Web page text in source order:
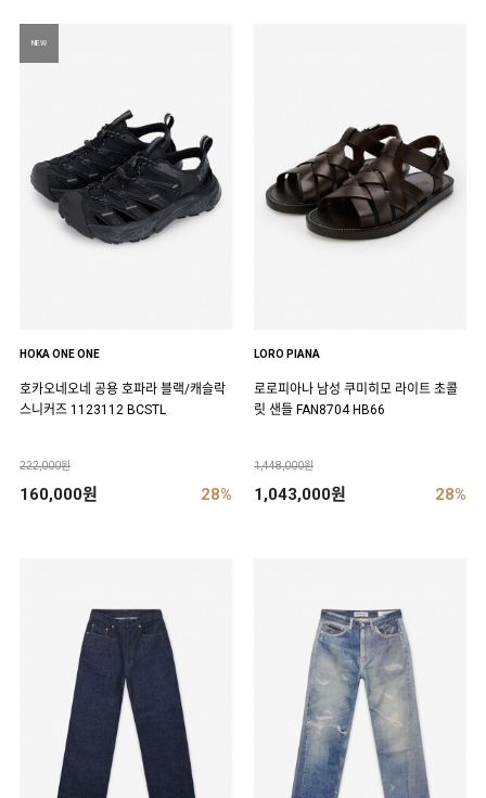
NEW
HOKA ONE ONE
호카오네오네 공용 호파라 블랙/캐슬락
스니커즈 1123112 BCSTL
222,000원
160,000원 28%
LORO PIANA
로로피아나 남성 쿠미히모 라이트 초콜
릿 샌들 FAN8704 HB66
1,448,000원
1,043,000원 28%